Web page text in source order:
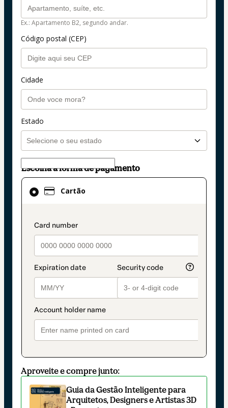
Ex.: Apartamento B2, segundo andar.
Código postal (CEP)
Cidade
Estado
Escolha a forma de pagamento
Cartão
payment_data.section_title_v2
Cartão
selecionado
pagamento
Aproveite e compre junto:
Guia da Gestão Inteligente para
Arquitetos, Designers e Artistas 3D